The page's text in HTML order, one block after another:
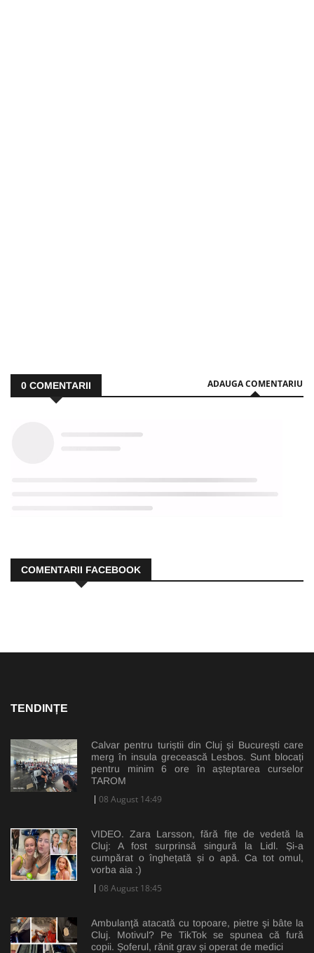
0 COMENTARII ADAUGA COMENTARIU
COMENTARII FACEBOOK
TENDINȚE
Calvar pentru turiștii din Cluj și București care
merg în insula grecească Lesbos. Sunt blocați
pentru minim 6 ore în așteptarea curselor
TAROM
08 August 14:49
VIDEO. Zara Larsson, fără fițe de vedetă la
Cluj: A fost surprinsă singură la Lidl. Și-a
cumpărat o înghețată și o apă. Ca tot omul,
vorba aia :)
08 August 18:45
Ambulanţă atacată cu topoare, pietre şi bâte la
Cluj. Motivul? Pe TikTok se spunea că fură
copii. Șoferul, rănit grav și operat de medici